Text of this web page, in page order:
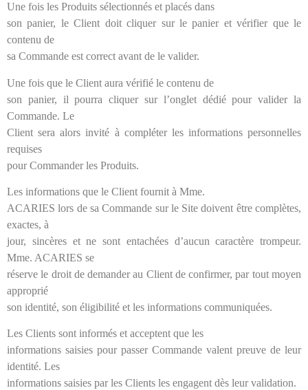
Une fois les Produits sélectionnés et placés dans
son panier, le Client doit cliquer sur le panier et vérifier que le
contenu de
sa Commande est correct avant de le valider.
Une fois que le Client aura vérifié le contenu de
son panier, il pourra cliquer sur l’onglet dédié pour valider la
Commande. Le
Client sera alors invité à compléter les informations personnelles
requises
pour Commander les Produits.
Les informations que le Client fournit à Mme.
ACARIES lors de sa Commande sur le Site doivent être complètes,
exactes, à
jour, sincères et ne sont entachées d’aucun caractère trompeur.
Mme. ACARIES se
réserve le droit de demander au Client de confirmer, par tout moyen
approprié
son identité, son éligibilité et les informations communiquées.
Les Clients sont informés et acceptent que les
informations saisies pour passer Commande valent preuve de leur
identité. Les
informations saisies par les Clients les engagent dès leur validation.